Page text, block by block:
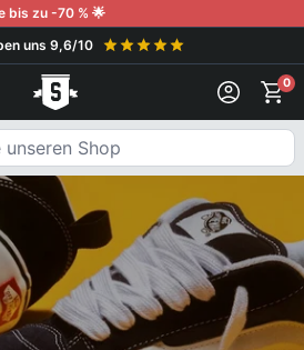
bis zu -70 % 🌟
uns 9,6/10
0